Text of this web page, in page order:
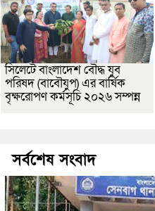
সিলেটে বাংলাদেশ বৌদ্ধ যুব
পরিষদ (বাবৌযুপ) এর বার্ষিক
বৃক্ষরোপণ কর্মসূচি ২০২৬ সম্পন্ন
সর্বশেষ সংবাদ